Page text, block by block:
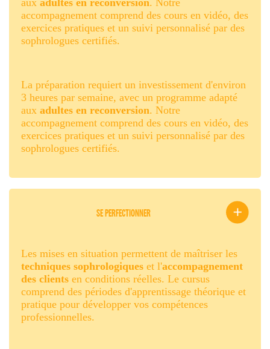
accompagnement comprend des cours en vidéo, des
exercices pratiques et un suivi personnalisé par des
sophrologues certifiés.
La préparation requiert un investissement d'environ
3 heures par semaine, avec un programme adapté
aux adultes en reconversion. Notre
accompagnement comprend des cours en vidéo, des
exercices pratiques et un suivi personnalisé par des
sophrologues certifiés.
SE PERFECTIONNER
Les mises en situation permettent de maîtriser les
techniques sophrologiques et l'accompagnement
des clients en conditions réelles. Le cursus
comprend des périodes d'apprentissage théorique et
pratique pour développer vos compétences
professionnelles.